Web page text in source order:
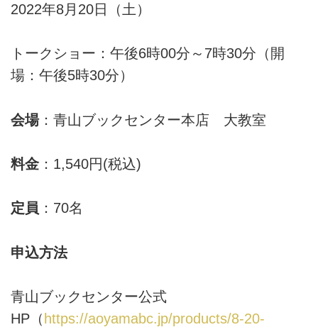
2022年8月20日（土）
トークショー：午後6時00分～7時30分（開
場：午後5時30分）
会場：青山ブックセンター本店 大教室
料金 ：1,540円(税込)
定員 ：70名
申込方法
青山ブックセンター公式
HP（ https://aoyamabc.jp/products/8-20-